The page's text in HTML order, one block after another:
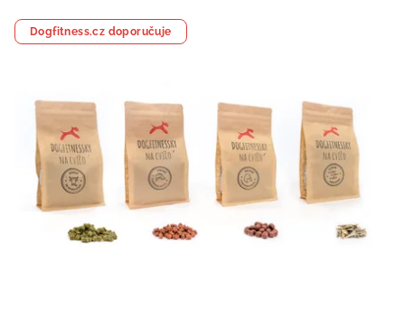
Dogfitness.cz doporučuje